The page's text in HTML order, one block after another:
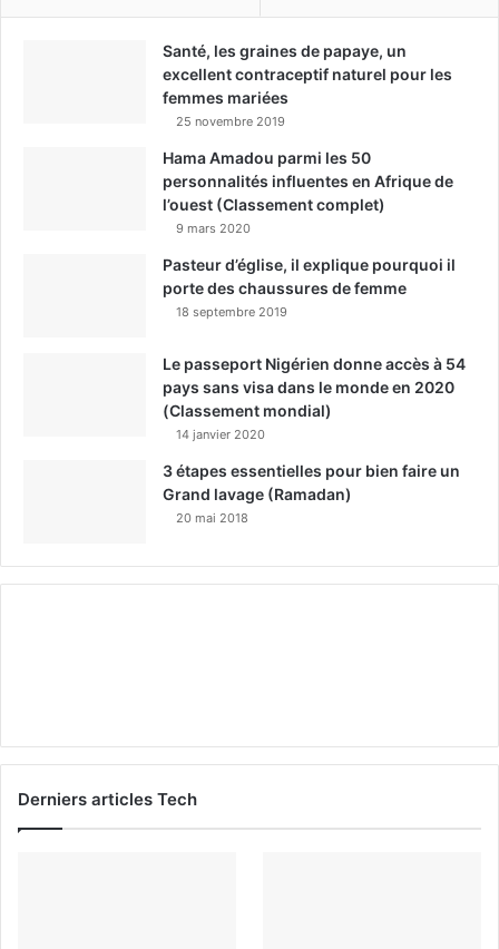
Santé, les graines de papaye, un
excellent contraceptif naturel pour les
femmes mariées
25 novembre 2019
Hama Amadou parmi les 50
personnalités influentes en Afrique de
l’ouest (Classement complet)
9 mars 2020
Pasteur d’église, il explique pourquoi il
porte des chaussures de femme
18 septembre 2019
Le passeport Nigérien donne accès à 54
pays sans visa dans le monde en 2020
(Classement mondial)
14 janvier 2020
3 étapes essentielles pour bien faire un
Grand lavage (Ramadan)
20 mai 2018
Derniers articles Tech